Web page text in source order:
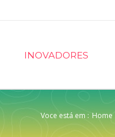
INOVADORES
Voce está em : Home